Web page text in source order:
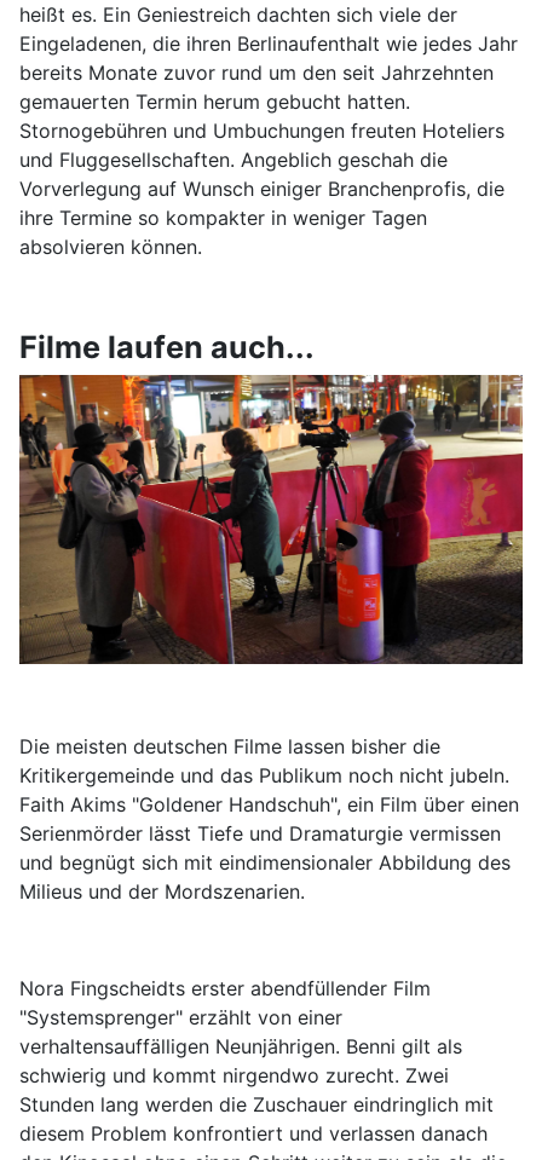
heißt es. Ein Geniestreich dachten sich viele der
Eingeladenen, die ihren Berlinaufenthalt wie jedes Jahr
bereits Monate zuvor rund um den seit Jahrzehnten
gemauerten Termin herum gebucht hatten.
Stornogebühren und Umbuchungen freuten Hoteliers
und Fluggesellschaften. Angeblich geschah die
Vorverlegung auf Wunsch einiger Branchenprofis, die
ihre Termine so kompakter in weniger Tagen
absolvieren können.
Filme laufen auch...
Die meisten deutschen Filme lassen bisher die
Kritikergemeinde und das Publikum noch nicht jubeln.
Faith Akims "Goldener Handschuh", ein Film über einen
Serienmörder lässt Tiefe und Dramaturgie vermissen
und begnügt sich mit eindimensionaler Abbildung des
Milieus und der Mordszenarien.
Nora Fingscheidts erster abendfüllender Film
"Systemsprenger" erzählt von einer
verhaltensauffälligen Neunjährigen. Benni gilt als
schwierig und kommt nirgendwo zurecht. Zwei
Stunden lang werden die Zuschauer eindringlich mit
diesem Problem konfrontiert und verlassen danach